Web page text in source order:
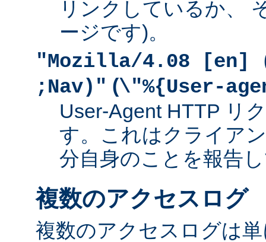
リンクしているか、
ージです)。
"Mozilla/4.08 [en]
;Nav)" (\"%{User-
User-Agent HTTP リ
す。これはクライア
分自身のことを報告
複数のアクセスログ
複数のアクセスログは